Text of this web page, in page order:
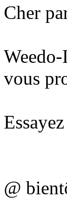
Cher
vous
@